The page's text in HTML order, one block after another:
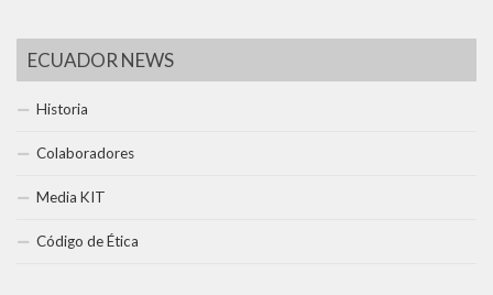
ECUADOR NEWS
Historia
Colaboradores
Media KIT
Código de Ética